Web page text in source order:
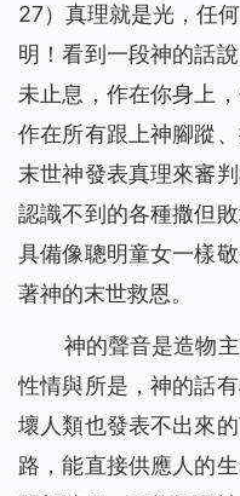
27）真理就是光，任
明！看到一段神的話
未止息，作在你身上
作在所有跟上神腳蹤
末世神發表真理來審
認識不到的各種撒但
具備像聰明童女一樣
著神的末世救恩。
神的聲音是造物
性情與所是，神的話
壞人類也發表不出來
路，能直接供應人的